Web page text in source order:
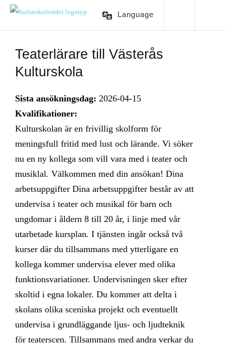
Language
Teaterlärare till Västerås
Kulturskola
Sista ansökningsdag: 2026-04-15
Kvalifikationer:
Kulturskolan är en frivillig skolform för
meningsfull fritid med lust och lärande. Vi söker
nu en ny kollega som vill vara med i teater och
musiklal. Välkommen med din ansökan! Dina
arbetsuppgifter Dina arbetsuppgifter består av att
undervisa i teater och musikal för barn och
ungdomar i åldern 8 till 20 år, i linje med vår
utarbetade kursplan. I tjänsten ingår också två
kurser där du tillsammans med ytterligare en
kollega kommer undervisa elever med olika
funktionsvariationer. Undervisningen sker efter
skoltid i egna lokaler. Du kommer att delta i
skolans olika sceniska projekt och eventuellt
undervisa i grundläggande ljus- och ljudteknik
för teaterscen. Tillsammans med andra verkar du